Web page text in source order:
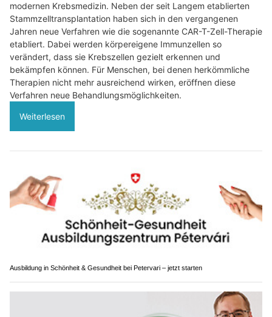
modernen Krebsmedizin. Neben der seit Langem etablierten
Stammzelltransplantation haben sich in den vergangenen
Jahren neue Verfahren wie die sogenannte CAR-T-Zell-Therapie
etabliert. Dabei werden körpereigene Immunzellen so
verändert, dass sie Krebszellen gezielt erkennen und
bekämpfen können. Für Menschen, bei denen herkömmliche
Therapien nicht mehr ausreichend wirken, eröffnen diese
Verfahren neue Behandlungsmöglichkeiten.
Weiterlesen
Ausbildung in Schönheit & Gesundheit bei Petervari – jetzt starten